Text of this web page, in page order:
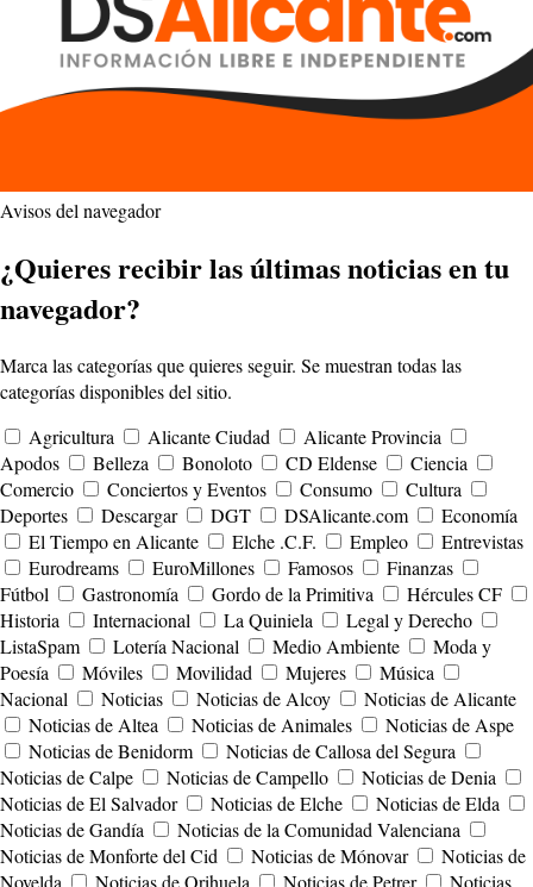
Avisos del navegador
¿Quieres recibir las últimas noticias en tu
navegador?
Marca las categorías que quieres seguir. Se muestran todas las
categorías disponibles del sitio.
Agricultura
Alicante Ciudad
Alicante Provincia
Apodos
Belleza Bonoloto CD Eldense
Ciencia
Comercio
Conciertos y Eventos Consumo
Cultura
Deportes
Descargar DGT DSAlicante.com
Economía
El Tiempo en Alicante
Elche .C.F. Empleo
Entrevistas
Eurodreams
EuroMillones Famosos
Finanzas
Fútbol
Gastronomía Gordo de la Primitiva
Hércules CF
Historia
Internacional La Quiniela
Legal y Derecho
ListaSpam
Lotería Nacional Medio Ambiente
Moda y
Poesía
Móviles Movilidad Mujeres
Música
Nacional
Noticias Noticias de Alcoy
Noticias de Alicante
Noticias de Altea
Noticias de Animales
Noticias de Aspe
Noticias de Benidorm
Noticias de Callosa del Segura
Noticias de Calpe
Noticias de Campello
Noticias de Denia
Noticias de El Salvador
Noticias de Elche
Noticias de Elda
Noticias de Gandía
Noticias de la Comunidad Valenciana
Noticias de Monforte del Cid
Noticias de Mónovar
Noticias de
Novelda
Noticias de Orihuela Noticias de Petrer Noticias